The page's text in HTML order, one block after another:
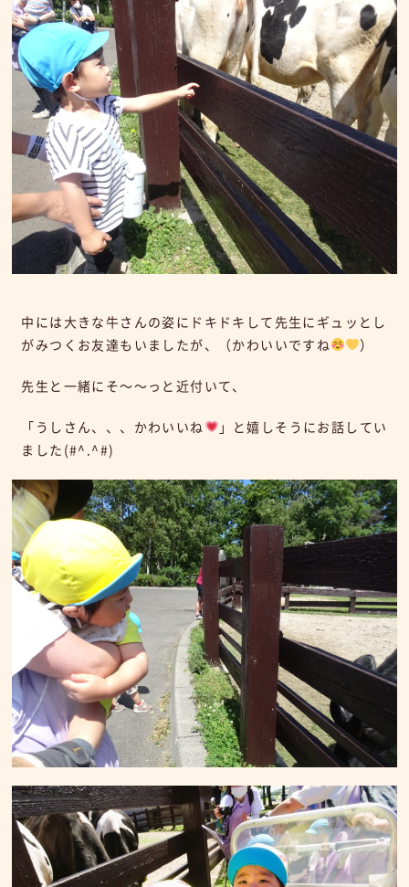
中には大きな牛さんの姿にドキドキして先生にギュッとし
がみつくお友達もいましたが、（かわいいですね
）
先生と一緒にそ～～っと近付いて、
「うしさん、、、かわいいね
」と嬉しそうにお話してい
ました(#^.^#)